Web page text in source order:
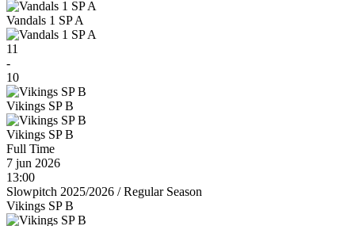
Vandals 1 SP A
11
-
10
Vikings SP B
Vikings SP B
Full Time
7 jun 2026
13:00
Slowpitch 2025/2026 /Regular Season
Vikings SP B